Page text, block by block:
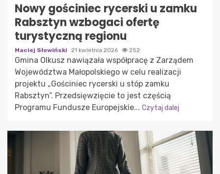
Nowy gościniec rycerski u zamku
Rabsztyn wzbogaci ofertę
turystyczną regionu
Maciej Słowiński 21 kwietnia 2026 252
Gmina Olkusz nawiązała współpracę z Zarządem
Województwa Małopolskiego w celu realizacji
projektu „Gościniec rycerski u stóp zamku
Rabsztyn”. Przedsięwzięcie to jest częścią
Programu Fundusze Europejskie... Czytaj dalej